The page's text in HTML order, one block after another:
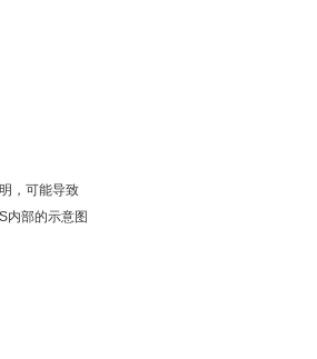
，可能导致
内部的示意图